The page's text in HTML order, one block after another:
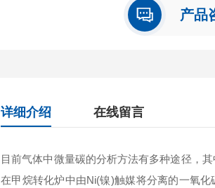
产品
详细介绍 在线留言
目前气体中微量碳的分析方法有多种途径，
在甲烷转化炉中由Ni(镍)触媒将分离的一氧